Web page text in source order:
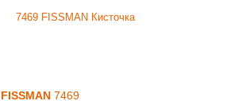
FISSMAN 7469